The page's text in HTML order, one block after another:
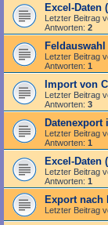
Excel-Daten
Letzter Beitrag
Antworten: 2
Letzter Beitrag
Antworten: 1
Import von
Letzter Beitrag
Antworten: 3
Datenexport
Letzter Beitrag
Antworten: 1
Excel-Daten
Letzter Beitrag
Antworten: 1
Export nach
Letzter Beitrag